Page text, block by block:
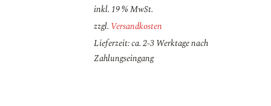
inkl. 19 % MwSt.
zzgl. Versandkosten
Lieferzeit: ca. 2-3 Werktage nach
Zahlungseingang